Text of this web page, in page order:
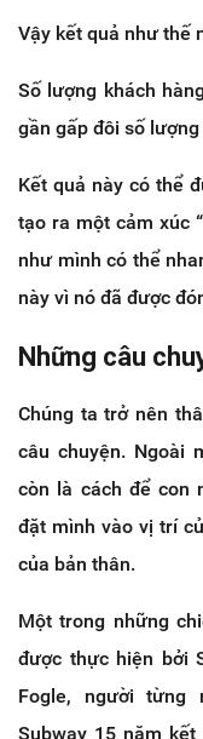
Vậy kết quả như thế
Số lượng khách
gần gấp đôi số
Kết quả này có thể
tạo ra một cảm xúc
như mình có thể
này vì nó đã được
Những câu
Chúng ta trở nên
câu chuyện. Ngoài
còn là cách để con
đặt mình vào vị trí
của bản thân.
Một trong những
được thực hiện bởi
Fogle, người từng
Subway 15 năm